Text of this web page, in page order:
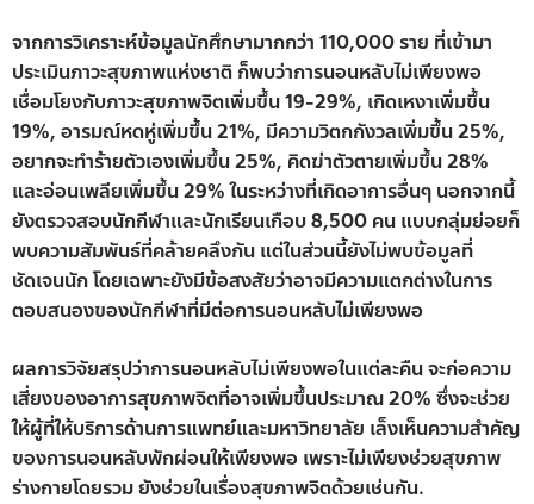
จากการวิเคราะห์ข้อมูลนักศึกษามากกว่า 110,000 ราย ที่เข้ามา
ประเมินภาวะสุขภาพแห่งชาติ ก็พบว่าการนอนหลับไม่เพียงพอ
เชื่อมโยงกับภาวะสุขภาพจิตเพิ่มขึ้น 19-29%, เกิดเหงาเพิ่มขึ้น
19%, อารมณ์หดหู่เพิ่มขึ้น 21%, มีความวิตกกังวลเพิ่มขึ้น 25%,
อยากจะทำร้ายตัวเองเพิ่มขึ้น 25%, คิดฆ่าตัวตายเพิ่มขึ้น 28%
และอ่อนเพลียเพิ่มขึ้น 29% ในระหว่างที่เกิดอาการอื่นๆ นอกจากนี้
ยังตรวจสอบนักกีฬาและนักเรียนเกือบ 8,500 คน แบบกลุ่มย่อยก็
พบความสัมพันธ์ที่คล้ายคลึงกัน แต่ในส่วนนี้ยังไม่พบข้อมูลที่
ชัดเจนนัก โดยเฉพาะยังมีข้อสงสัยว่าอาจมีความแตกต่างในการ
ตอบสนองของนักกีฬาที่มีต่อการนอนหลับไม่เพียงพอ
ผลการวิจัยสรุปว่าการนอนหลับไม่เพียงพอในแต่ละคืน จะก่อความ
เสี่ยงของอาการสุขภาพจิตที่อาจเพิ่มขึ้นประมาณ 20% ซึ่งจะช่วย
ให้ผู้ที่ให้บริการด้านการแพทย์และมหาวิทยาลัย เล็งเห็นความสำคัญ
ของการนอนหลับพักผ่อนให้เพียงพอ เพราะไม่เพียงช่วยสุขภาพ
ร่างกายโดยรวม ยังช่วยในเรื่องสุขภาพจิตด้วยเช่นกัน.